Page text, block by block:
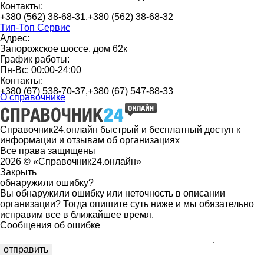
Контакты:
+380 (562) 38-68-31,+380 (562) 38-68-32
Тип-Топ Сервис
Адрес:
Запорожское шоссе, дом 62к
График работы:
Пн-Вс: 00:00-24:00
Контакты:
+380 (67) 538-70-37,+380 (67) 547-88-33
О справочнике
Справочник24.онлайн быстрый и бесплатный доступ к
информации и отзывам об организациях
Все права защищены
2026 © «Справочник24.онлайн»
Закрыть
обнаружили ошибку?
Вы обнаружили ошибку или неточность в описании
организации? Тогда опишите суть ниже и мы обязательно
исправим все в ближайшее время.
Сообщения об ошибке